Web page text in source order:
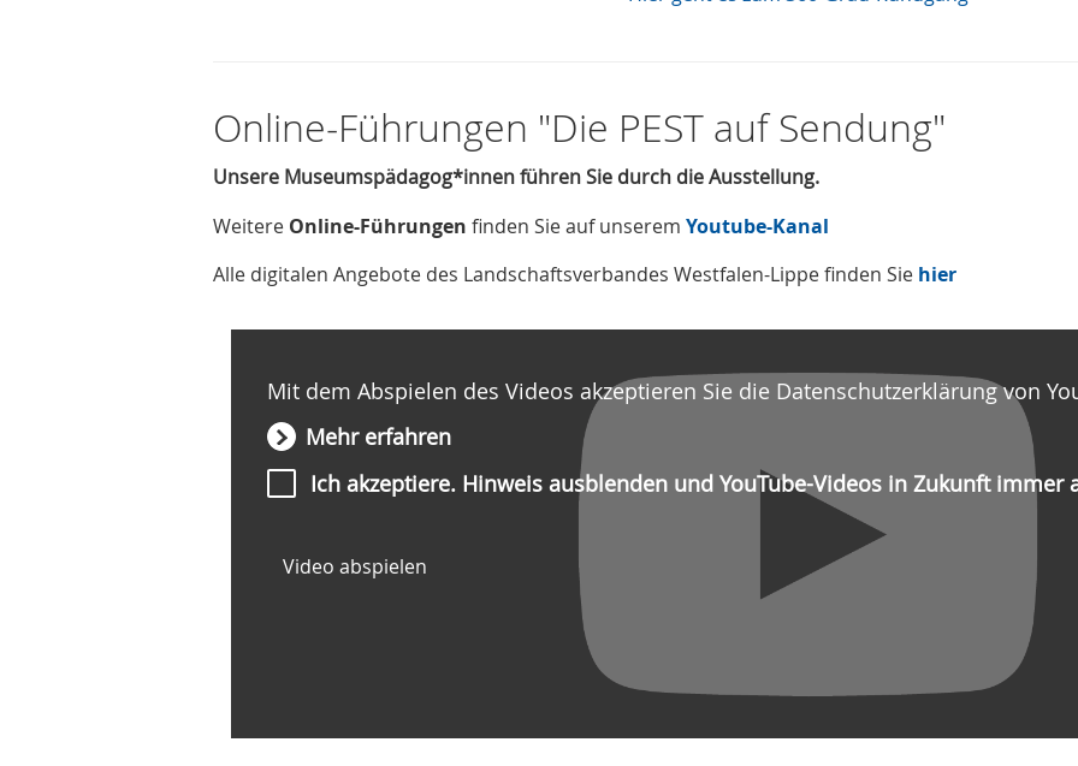
Online-Führungen "Die PEST auf Sendung"
Unsere Museumspädagog*innen führen Sie durch die Ausstellung.
Weitere Online-Führungen finden Sie auf unserem Youtube-Kanal
Alle digitalen Angebote des Landschaftsverbandes Westfalen-Lippe finden Sie hier
Mit dem Abspielen des Videos akzeptieren Sie die Datenschutzerklärung von
Mehr erfahren
Ich akzeptiere. Hinweis ausblenden und YouTube-Videos in Zukunft immer
Video abspielen